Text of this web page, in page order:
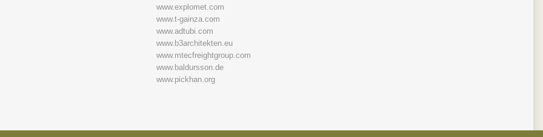
www.explomet.com
www.t-gainza.com
www.adtubi.com
www.b3architekten.eu
www.mtecfreightgroup.com
www.baldursson.de
www.pickhan.org